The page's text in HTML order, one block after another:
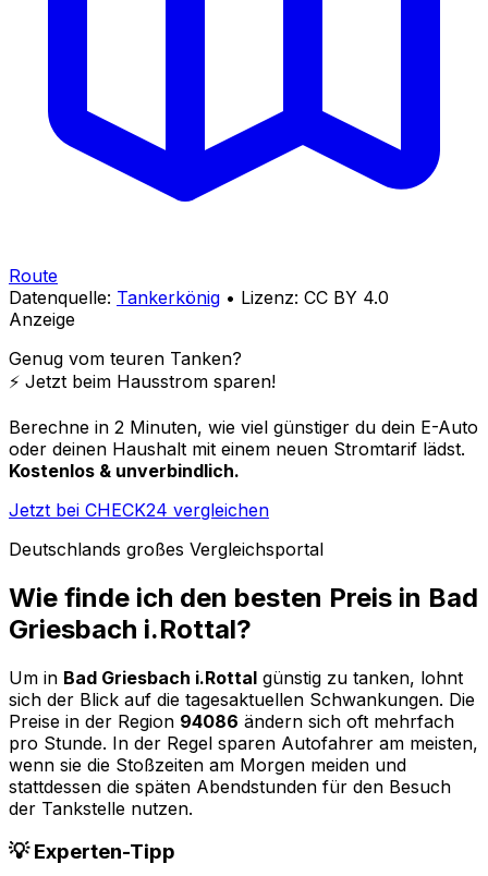
Route
Datenquelle: Tankerkönig • Lizenz: CC BY 4.0
Anzeige
Genug vom teuren Tanken?
⚡️ Jetzt beim Hausstrom sparen!
Berechne in 2 Minuten, wie viel günstiger du dein E-Auto
oder deinen Haushalt mit einem neuen Stromtarif lädst.
Kostenlos & unverbindlich.
Jetzt bei CHECK24 vergleichen
Deutschlands großes Vergleichsportal
Wie finde ich den besten Preis in Bad
Griesbach i.Rottal?
Um in Bad Griesbach i.Rottal günstig zu tanken, lohnt
sich der Blick auf die tagesaktuellen Schwankungen. Die
Preise in der Region 94086 ändern sich oft mehrfach
pro Stunde. In der Regel sparen Autofahrer am meisten,
wenn sie die Stoßzeiten am Morgen meiden und
stattdessen die späten Abendstunden für den Besuch
der Tankstelle nutzen.
💡 Experten-Tipp